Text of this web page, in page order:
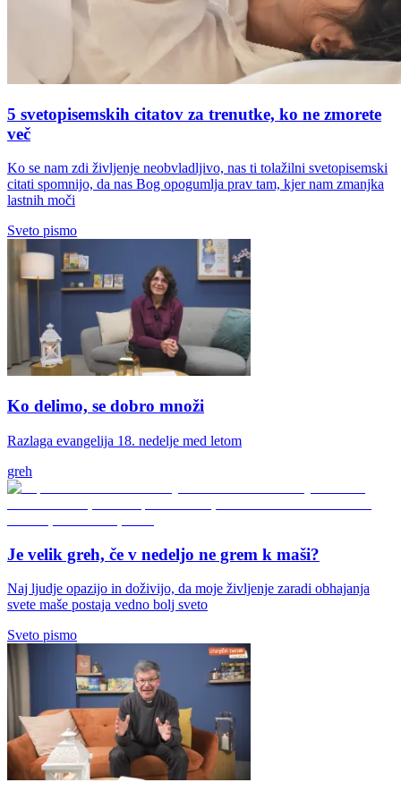
5 svetopisemskih citatov za trenutke, ko ne zmorete
več
Ko se nam zdi življenje neobvladljivo, nas ti tolažilni svetopisemski
citati spomnijo, da nas Bog opogumlja prav tam, kjer nam zmanjka
lastnih moči
Sveto pismo
Ko delimo, se dobro množi
Razlaga evangelija 18. nedelje med letom
greh
Je velik greh, če v nedeljo ne grem k maši?
Naj ljudje opazijo in doživijo, da moje življenje zaradi obhajanja
svete maše postaja vedno bolj sveto
Sveto pismo